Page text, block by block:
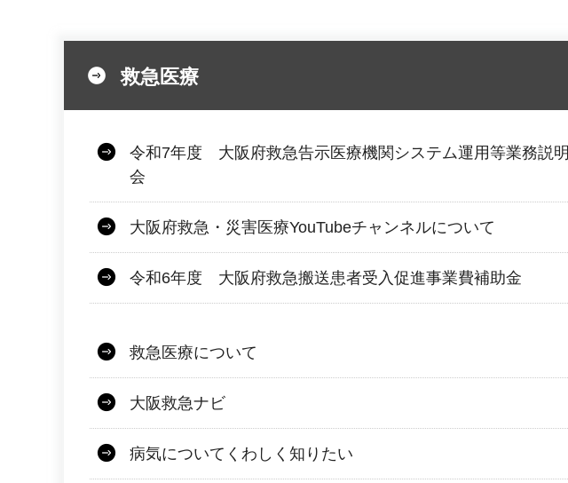
救急医療
令和7年度 大阪府救急告示医療機関システム運用等業務説明
会
大阪府救急・災害医療YouTubeチャンネルについて
令和6年度 大阪府救急搬送患者受入促進事業費補助金
救急医療について
大阪救急ナビ
病気についてくわしく知りたい